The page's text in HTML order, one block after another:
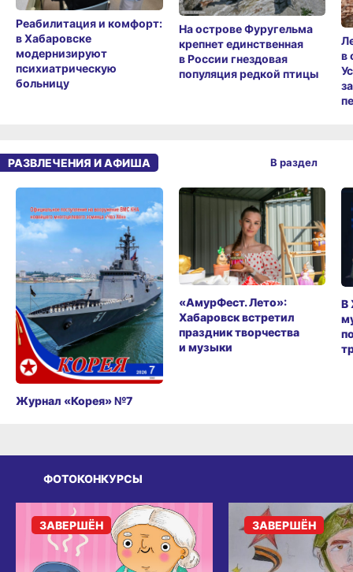
Реабилитация и комфорт:
в Хабаровске
модернизируют
психиатрическую
больницу
На острове Фуругельма
крепнет единственная
в России гнездовая
популяция редкой птицы
в
РАЗВЛЕЧЕНИЯ И АФИША
Журнал «Корея» №7
«АмурФест. Лето»:
Хабаровск встретил
праздник творчества
и музыки
В
В раздел
ФОТОКОНКУРСЫ
ЗАВЕРШЁН ЗАВЕРШЁН